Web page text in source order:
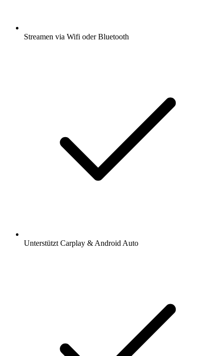
Streamen via Wifi oder Bluetooth
Unterstützt Carplay & Android Auto